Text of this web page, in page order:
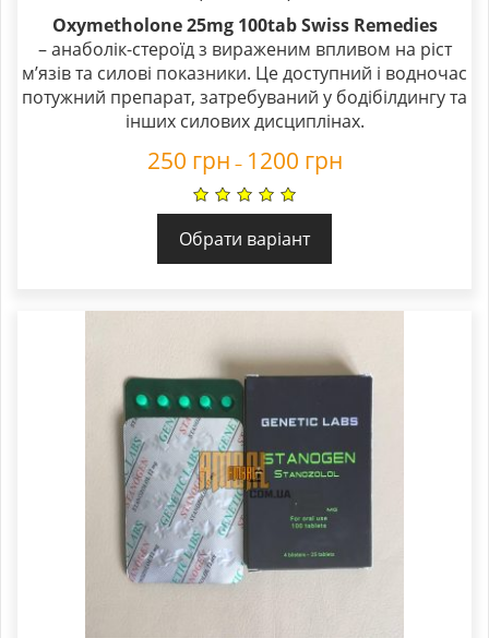
Oxymetholone 25mg 100tab Swiss Remedies
– анаболік-стероїд з вираженим впливом на ріст
м’язів та силові показники. Це доступний і водночас
потужний препарат, затребуваний у бодібілдингу та
інших силових дисциплінах.
250 грн – 1200 грн
Обрати варіант